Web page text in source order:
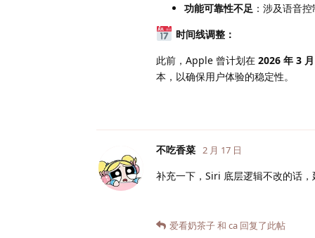
功能可靠性不足 ：涉及语音
时间线调整：
此前，Apple 曾计划在 2026 年 3 月
本，以确保用户体验的稳定性。
不吃香菜 2 月 17 日
补充一下，Siri 底层逻辑不改的话
爱看奶茶子和 ca 回复了此帖